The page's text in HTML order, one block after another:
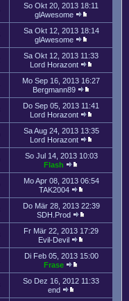
So Okt 20, 2013 18:11
glAwesome
Sa Okt 12, 2013 18:14
glAwesome
Sa Okt 12, 2013 11:33
Lord Horazont
Mo Sep 16, 2013 16:27
Bergmann89
Do Sep 05, 2013 11:41
Lord Horazont
Sa Aug 24, 2013 13:35
Lord Horazont
So Jul 14, 2013 10:03
Flash
Mo Apr 08, 2013 06:54
TAK2004
Do Mär 28, 2013 22:39
SDH.Prod
Fr Mär 22, 2013 17:29
Evil-Devil
Di Feb 05, 2013 15:00
Frase
So Dez 16, 2012 11:33
end